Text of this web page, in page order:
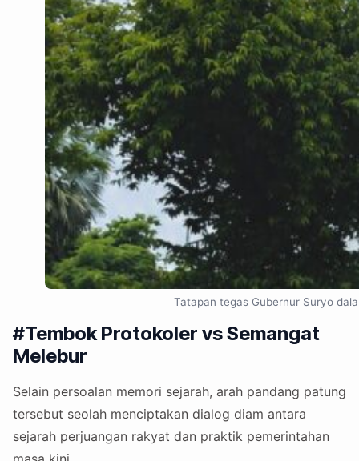
Tatapan tegas Gubernur Suryo
#Tembok Protokoler vs Semangat
Melebur
Selain persoalan memori sejarah, arah pandang patung
tersebut seolah menciptakan dialog diam antara
sejarah perjuangan rakyat dan praktik pemerintahan